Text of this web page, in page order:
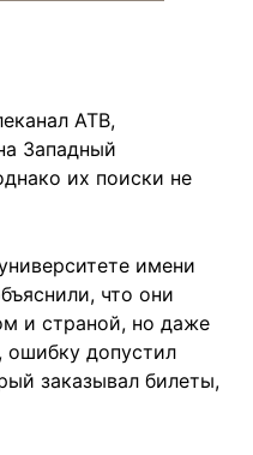
АТВ,
Западный
их поиски не
имени
что они
и страной, но даже
ошибку допустил
заказывал билеты,